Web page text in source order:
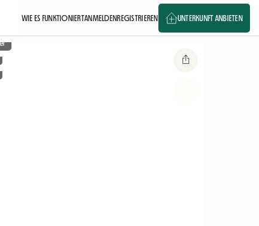
WIE ES FUNKTIONIERTANMELDENREGISTRIEREN UNTERKUNFT ANBIETEN